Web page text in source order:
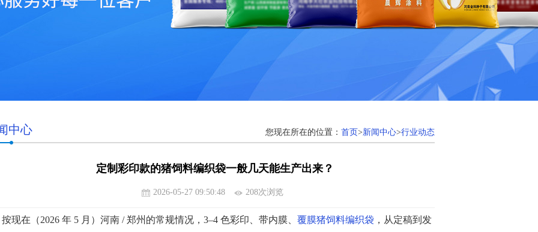
中心 您现在所在的位置： 首页>新闻中心>行业动态
定制彩印款的猪饲料编织袋一般几天能生产出来？
2026-05-27 09:50:48 208次浏览
现在（2026 年 5 月）河南 / 郑州的常规情况，3–4 色彩印、带内膜、 覆膜猪饲料编织袋 ，从定稿到发